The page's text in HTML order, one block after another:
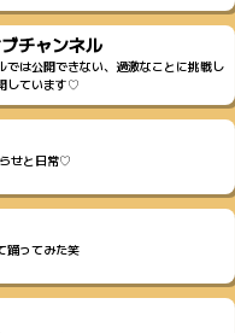
チャンネル
では公開できない、過激なことに挑戦し
しています♡
せと日常♡
踊ってみた笑